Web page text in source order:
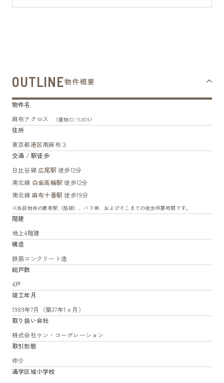
OUTLINE物件概要
物件名
麻布アクロス
（建物ID: 112674）
住所
東京都港区南麻布３
交通 / 駅徒歩
日比谷線 広尾駅 徒歩12分
南北線 白金高輪駅 徒歩12分
南北線 麻布十番駅 徒歩19分
※当該物件の最寄駅（路線）、バス停、およびそこまでの徒歩所要時間です。
階建
地上4階建
構造
鉄筋コンクリート造
総戸数
4戸
竣工年月
1989年7月（築37年1ヵ月）
取り扱い会社
株式会社ケン・コーポレーション
取引形態
仲介
通学区域小学校